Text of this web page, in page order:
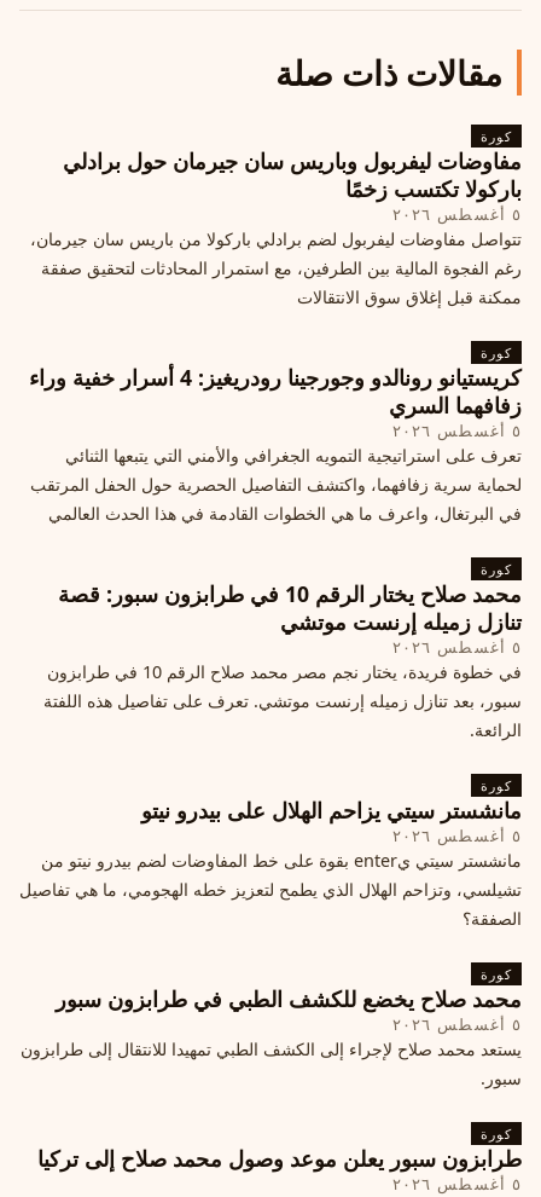
مقالات ذات صلة
كورة
مفاوضات ليفربول وباريس سان جيرمان حول برادلي
باركولا تكتسب زخمًا
٥ أغسطس ٢٠٢٦
تتواصل مفاوضات ليفربول لضم برادلي باركولا من باريس سان جيرمان،
رغم الفجوة المالية بين الطرفين، مع استمرار المحادثات لتحقيق صفقة
ممكنة قبل إغلاق سوق الانتقالات
كورة
كريستيانو رونالدو وجورجينا رودريغيز: 4 أسرار خفية وراء
زفافهما السري
٥ أغسطس ٢٠٢٦
تعرف على استراتيجية التمويه الجغرافي والأمني التي يتبعها الثنائي
لحماية سرية زفافهما، واكتشف التفاصيل الحصرية حول الحفل المرتقب
في البرتغال، واعرف ما هي الخطوات القادمة في هذا الحدث العالمي
كورة
محمد صلاح يختار الرقم 10 في طرابزون سبور: قصة
تنازل زميله إرنست موتشي
٥ أغسطس ٢٠٢٦
في خطوة فريدة، يختار نجم مصر محمد صلاح الرقم 10 في طرابزون
سبور، بعد تنازل زميله إرنست موتشي. تعرف على تفاصيل هذه اللفتة
الرائعة.
كورة
مانشستر سيتي يزاحم الهلال على بيدرو نيتو
٥ أغسطس ٢٠٢٦
مانشستر سيتي يenter بقوة على خط المفاوضات لضم بيدرو نيتو من
تشيلسي، وتزاحم الهلال الذي يطمح لتعزيز خطه الهجومي، ما هي تفاصيل
الصفقة؟
كورة
محمد صلاح يخضع للكشف الطبي في طرابزون سبور
٥ أغسطس ٢٠٢٦
يستعد محمد صلاح لإجراء إلى الكشف الطبي تمهيدا للانتقال إلى طرابزون
سبور.
كورة
طرابزون سبور يعلن موعد وصول محمد صلاح إلى تركيا
٥ أغسطس ٢٠٢٦